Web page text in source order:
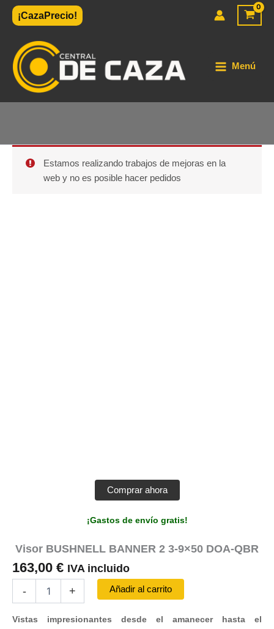
¡CazaPrecio!
Menú
Estamos realizando trabajos de mejoras en la
web y no es posible hacer pedidos
Comprar ahora
¡Gastos de envío gratis!
Visor BUSHNELL BANNER 2 3-9×50 DOA-QBR
163,00 € IVA incluido
-
BUSHNELL
2
+ Añadir al carrito
Vistas impresionantes desde el amanecer hasta el